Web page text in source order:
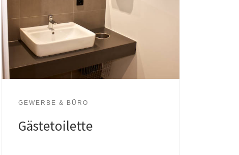
GEWERBE & BÜRO
Gästetoilette